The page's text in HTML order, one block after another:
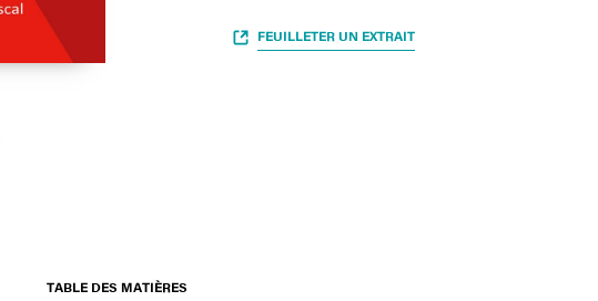
FEUILLETER UN EXTRAIT
TABLE DES MATIÈRES